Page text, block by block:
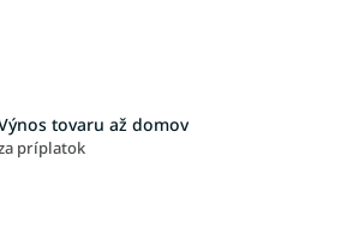
tovaru až domov
príplatok